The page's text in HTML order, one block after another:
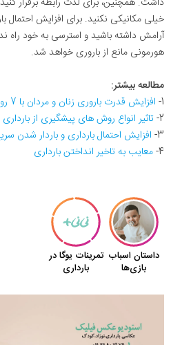
خیلی مکانیکی نکنید. برای افزایش احتمال
آرامش داشته باشید و استرسی به خود راه
هورمونی مانع از باروری خواهد شد.
مطالعه بیشتر:
1- افزایش قدرت باروری زنان و مردان با 7 روش‌ خانگی
2- تاثیر انواع روش های پیشگیری از
3- افزایش احتمال بارداری و باردار شدن
4- معایب به تاخیر انداختن بارداری